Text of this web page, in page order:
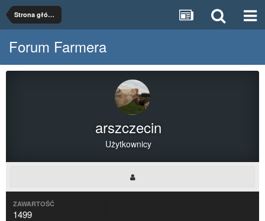
Strona główna
Forum Farmera
arszczecin
Użytkownicy
ZAWARTOŚĆ
1499